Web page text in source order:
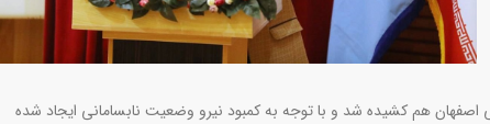
اصفهان هم کشیده شد و با توجه به کمبود نیرو وضعیت نابسامانی ایجاد شده